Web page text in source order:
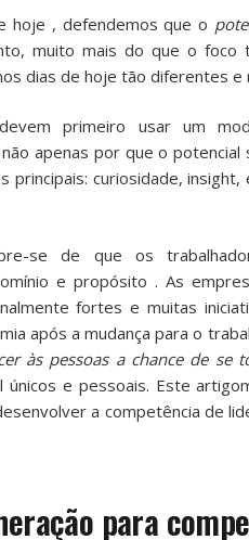
hoje , defendemos que o
muito mais do que o foco
dias de hoje tão diferentes e
primeiro usar um
apenas por que o
curiosidade,
se de que os
e propósito . As
fortes e muitas
após a mudança para o
às pessoas a chance de se
e pessoais. Este artigo
a competência de
para